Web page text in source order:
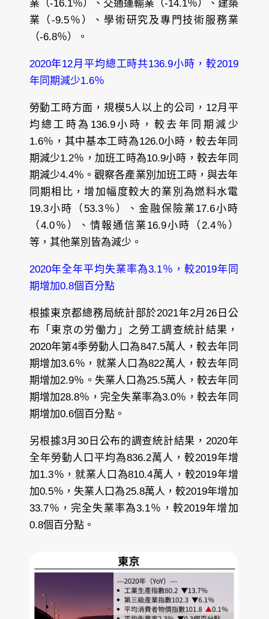
業（-16.1％）、交通運輸業（-14.1％）、建築
業（-9.5％）、學術研究及專門技術服務業
（-6.8％）。
2020年12月平均總工時共136.9小時，較2019
年同期減少1.6％
勞動工時方面，規模5人以上的公司，12月平
均總工時為136.9小時，較去年同期減少
1.6％，其中基本工時為126.0小時，較去年同
期減少1.2％，加班工時為10.9小時，較去年同
期減少4.4％。觀察各產業別加班工時，與去年
同期相比，增加幅度較大的業別為燃料水電
19.3小時（53.3％）、金融保險業17.6小時
（4.0％）、情報通信業16.9小時（2.4％）
等，其他業別皆為減少。
2020年全年平均失業率為3.1％，較2019年同
期增加0.8個百分點
根據東京都總務局統計部於2021年2月26日公
布「東京の労働力」之勞工調查統計結果，
2020年第4季勞動人口為847.5萬人，較去年同
期增加3.6％，就業人口為822萬人，較去年同
期增加2.9％。失業人口為25.5萬人，較去年同
期增加28.8％，完全失業率為3.0％，較去年同
期增加0.6個百分點。
另根據3月30日公布的調查統計結果，2020年
全年勞動人口平均為836.2萬人，較2019年增
加1.3％，就業人口為810.4萬人，較2019年增
加0.5％，失業人口為25.8萬人，較2019年增加
33.7％，完全失業率為3.1％，較2019年增加
0.8個百分點。